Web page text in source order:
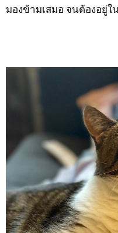
มองข้ามเสมอ จนต้องอยู่ใ